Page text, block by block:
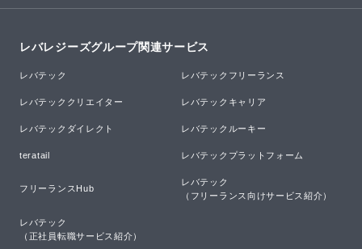
レバレジーズグループ関連サービス
レバテック レバテックフリーランス
レバテッククリエイター レバテックキャリア
レバテックダイレクト レバテックルーキー
teratail レバテックプラットフォーム
フリーランスHub
レバテック
（フリーランス向けサービス紹介）
レバテック
（正社員転職サービス紹介）